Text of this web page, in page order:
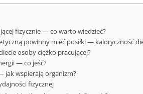
fizycznie — co warto wiedzieć?
powinny mieć posiłki — kaloryczność
osoby ciężko pracującej?
— co jeść?
wspierają organizm?
fizycznej